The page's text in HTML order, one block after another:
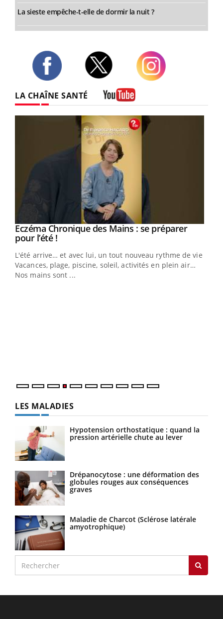
La sieste empêche-t-elle de dormir la nuit ?
LA CHAÎNE SANTÉ
Youtube
Eczéma Chronique des Mains : se préparer
pour l’été !Youtube
L'été arrive… et avec lui, un tout nouveau rythme de vie !
Vacances, plage, piscine, soleil, activités en plein air…
Nos mains sont ...
LES MALADIES
Hypotension orthostatique : quand la
pression artérielle chute au lever
Drépanocytose : une déformation des
globules rouges aux conséquences
graves
Maladie de Charcot (Sclérose latérale
amyotrophique)